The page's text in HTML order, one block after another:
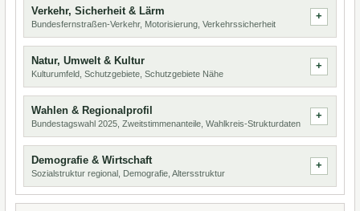
Verkehr, Sicherheit & Lärm
Bundesfernstraßen-Verkehr, Motorisierung, Verkehrssicherheit
Natur, Umwelt & Kultur
Kulturumfeld, Schutzgebiete, Schutzgebiete Nähe
Wahlen & Regionalprofil
Bundestagswahl 2025, Zweitstimmenanteile, Wahlkreis-Strukturdaten
Demografie & Wirtschaft
Sozialstruktur regional, Demografie, Altersstruktur